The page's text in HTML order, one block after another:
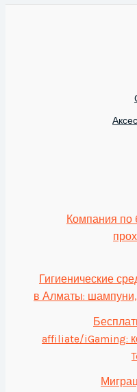
Компания по
Гигиенические
в Алматы:
affiliate/iGaming: